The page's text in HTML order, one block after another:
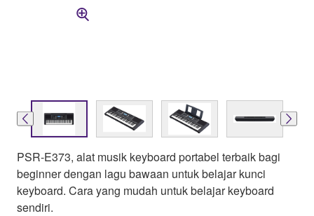
PSR-E373, alat musik keyboard portabel terbaik bagi
beginner dengan lagu bawaan untuk belajar kunci
keyboard. Cara yang mudah untuk belajar keyboard
sendiri.